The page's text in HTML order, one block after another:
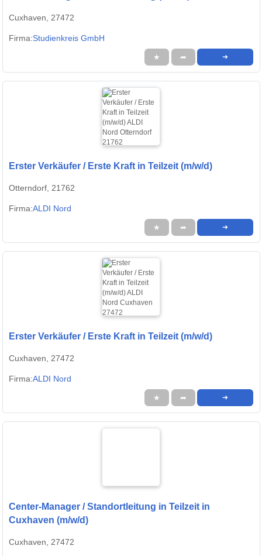
Cuxhaven, 27472
Firma:Studienkreis GmbH
★ ➦ ➜
Erster Verkäufer / Erste Kraft in Teilzeit (m/w/d)
Otterndorf, 21762
Firma:ALDI Nord
★ ➦ ➜
Erster Verkäufer / Erste Kraft in Teilzeit (m/w/d)
Cuxhaven, 27472
Firma:ALDI Nord
★ ➦ ➜
Center-Manager / Standortleitung in Teilzeit in
Cuxhaven (m/w/d)
Cuxhaven, 27472